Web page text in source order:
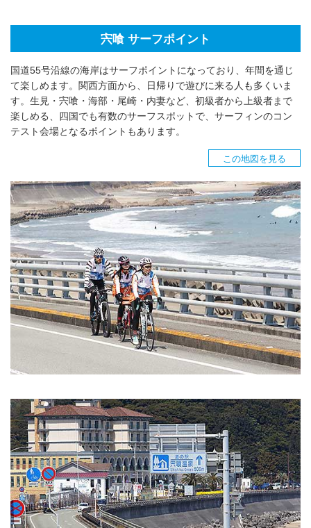
宍喰 サーフポイント
国道55号沿線の海岸はサーフポイントになっており、年間を通じ
て楽しめます。関西方面から、日帰りで遊びに来る人も多くいま
す。生見・宍喰・海部・尾崎・内妻など、初級者から上級者まで
楽しめる、四国でも有数のサーフスポットで、サーフィンのコン
テスト会場となるポイントもあります。
この地図を見る